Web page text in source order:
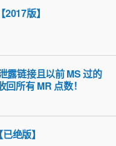
版】
露链接且以前 MS 过的
所有 MR 点数！
绝版】